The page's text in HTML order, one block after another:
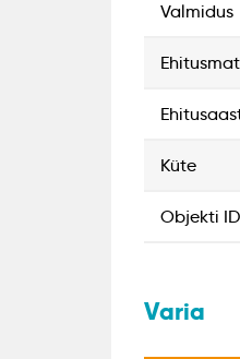
valmidus
küte
objekti ID
Varia